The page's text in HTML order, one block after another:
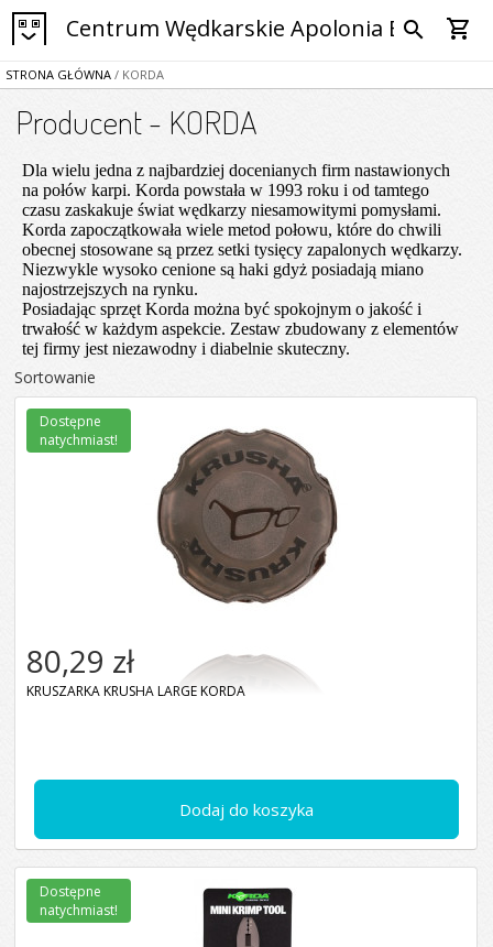
Centrum Wędkarskie Apolonia Bytom
search shopping_cart
STRONA GŁÓWNA / KORDA
Producent - KORDA
Dla wielu jedna z najbardziej docenianych firm nastawionych
na połów karpi. Korda powstała w 1993 roku i od tamtego
czasu zaskakuje świat wędkarzy niesamowitymi pomysłami.
Korda zapoczątkowała wiele metod połowu, które do chwili
obecnej stosowane są przez setki tysięcy zapalonych wędkarzy.
Niezwykle wysoko cenione są haki gdyż posiadają miano
najostrzejszych na rynku.
Posiadając sprzęt Korda można być spokojnym o jakość i
trwałość w każdym aspekcie. Zestaw zbudowany z elementów
tej firmy jest niezawodny i diabelnie skuteczny.
Sortowanie
Dodaj do koszyka
80,29 zł
KRUSZARKA KRUSHA LARGE KORDA
Dostępne
natychmiast!
Dostępne
natychmiast!